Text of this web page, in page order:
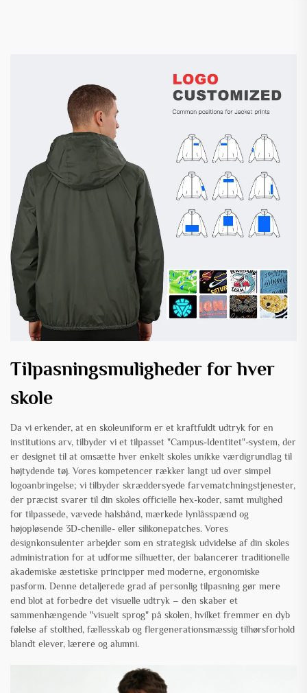
Tilpasningsmuligheder for hver
skole
Da vi erkender, at en skoleuniform er et kraftfuldt udtryk for en
institutions arv, tilbyder vi et tilpasset "Campus-Identitet"-system, der
er designet til at omsætte hver enkelt skoles unikke værdigrundlag til
højtydende tøj. Vores kompetencer rækker langt ud over simpel
logoanbringelse; vi tilbyder skræddersyede farvematchningstjenester,
der præcist svarer til din skoles officielle hex-koder, samt mulighed
for tilpassede, vævede halsbånd, mærkede lynlåsspænd og
højopløsende 3D-chenille- eller silikonepatches. Vores
designkonsulenter arbejder som en strategisk udvidelse af din skoles
administration for at udforme silhuetter, der balancerer traditionelle
akademiske æstetiske principper med moderne, ergonomiske
pasform. Denne detaljerede grad af personlig tilpasning gør mere
end blot at forbedre det visuelle udtryk – den skaber et
sammenhængende "visuelt sprog" på skolen, hvilket fremmer en dyb
følelse af stolthed, fællesskab og flergenerationsmæssig tilhørsforhold
blandt elever, lærere og alumni.